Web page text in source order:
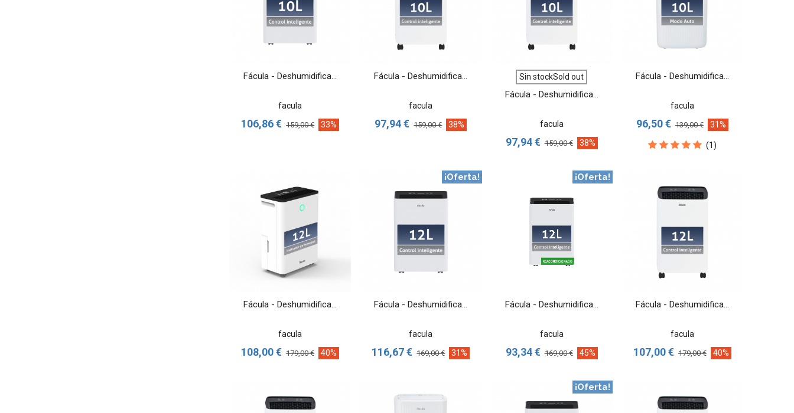
VER MÁS
Fácula - Deshumidifica...
facula
106,86 € 159,00 € 33%
VER MÁS
Fácula - Deshumidifica...
facula
97,94 € 159,00 € 38%
VER MÁS
Sin stockSold out
Fácula - Deshumidifica...
facula
97,94 € 159,00 € 38%
VER MÁS
Fácula - Deshumidifica...
facula
96,50 € 139,00 € 31%
(1)
VER MÁS
Fácula - Deshumidifica...
facula
108,00 € 179,00 € 40%
¡Oferta!
VER MÁS
Fácula - Deshumidifica...
facula
116,67 € 169,00 € 31%
¡Oferta!
VER MÁS
Fácula - Deshumidifica...
facula
93,34 € 169,00 € 45%
VER MÁS
Fácula - Deshumidifica...
facula
107,00 € 179,00 € 40%
¡Oferta!